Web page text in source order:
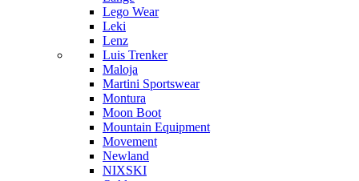
Lego Wear
Leki
Lenz
Luis Trenker
Maloja
Martini Sportswear
Montura
Moon Boot
Mountain Equipment
Movement
Newland
NIXSKI